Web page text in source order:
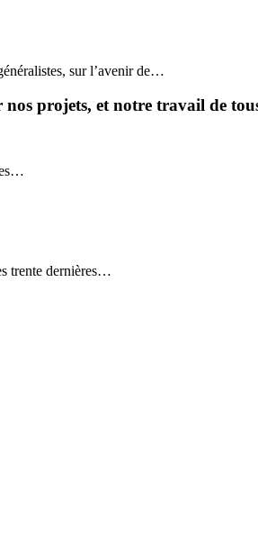
sur l’avenir de…
projets, et notre travail de
trente dernières…